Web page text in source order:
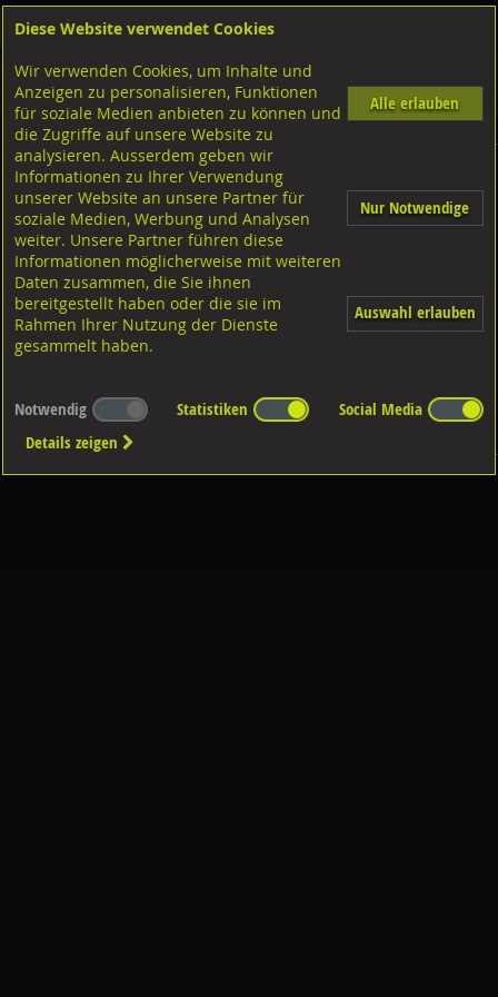
Shop Distanzplatten-Brandschutz-KunststoffteileU-Kunststoffplatten nicht steckbar
U-Kunststoffplatten farbig
Abmessung: 30x45
Diese Website verwendet Cookies
Wir verwenden Cookies, um Inhalte und
Anzeigen zu personalisieren, Funktionen
für soziale Medien anbieten zu können und
die Zugriffe auf unsere Website zu
analysieren. Ausserdem geben wir
Informationen zu Ihrer Verwendung
unserer Website an unsere Partner für
soziale Medien, Werbung und Analysen
weiter. Unsere Partner führen diese
Informationen möglicherweise mit weiteren
Daten zusammen, die Sie ihnen
bereitgestellt haben oder die sie im
Rahmen Ihrer Nutzung der Dienste
gesammelt haben.
Alle erlauben
Nur Notwendige
Auswahl erlauben
Notwendig Statistiken
Social Media
Details zeigen